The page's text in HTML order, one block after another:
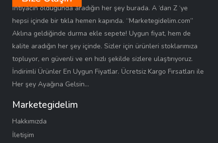
İhtiyacın olduğunda aradığın her şey burada. A ‘dan Z ‘ye
hepsi içinde bir tıkla hemen kapında. “Marketegidelim.com”
Aklına geldiğinde durma ekle sepete! Uygun fiyat, hem de
kalite aradığın her şey içinde. Sizler için ürünleri stoklarımıza
topluyor, en güvenli ve en hızlı şekilde sizlere ulaştırıyoruz.
İndirimli Ürünler En Uygun Fiyatlar. Ücretsiz Kargo Fırsatları ile
Her şey Ayağına Gelsin…
Marketegidelim
Hakkımızda
İletişim